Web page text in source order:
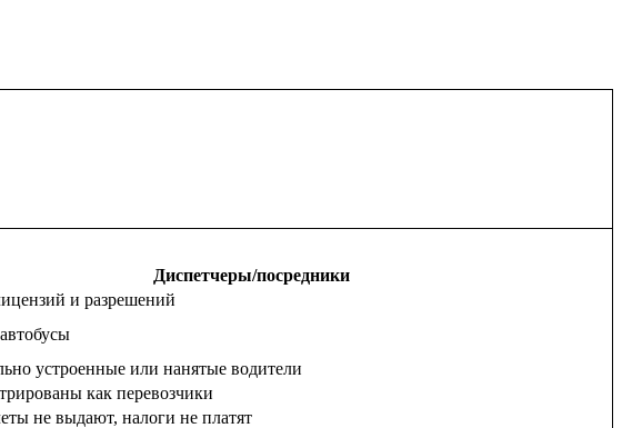
Диспетчеры/посредники
и разрешений
устроенные или нанятые водители
как перевозчики
не выдают, налоги не платят